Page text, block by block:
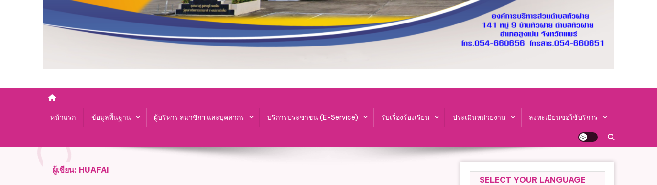
หน้าแรก ข้อมูลพื้นฐาน ผู้บริหาร สมาชิกฯ และบุคลากร บริการประชาชน (E-Service) รับเรื่องร้องเรียน ประเมินหน่วยงาน ลงทะเบียนขอใช้บริการ
ผู้เขียน: HUAFAI
SELECT YOUR LANGUAGE